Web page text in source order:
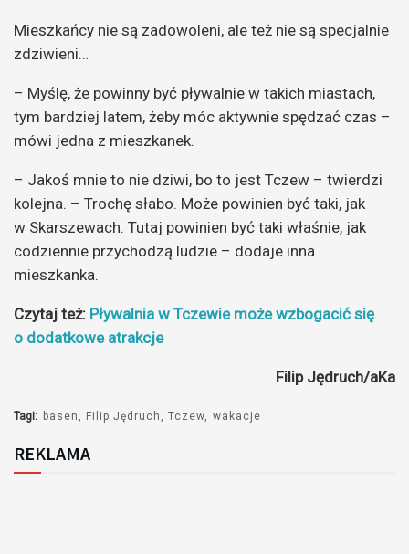
Mieszkańcy nie są zadowoleni, ale też nie są specjalnie
zdziwieni…
– Myślę, że powinny być pływalnie w takich miastach,
tym bardziej latem, żeby móc aktywnie spędzać czas –
mówi jedna z mieszkanek.
– Jakoś mnie to nie dziwi, bo to jest Tczew – twierdzi
kolejna. – Trochę słabo. Może powinien być taki, jak
w Skarszewach. Tutaj powinien być taki właśnie, jak
codziennie przychodzą ludzie – dodaje inna
mieszkanka.
Czytaj też: Pływalnia w Tczewie może wzbogacić się
o dodatkowe atrakcje
Filip Jędruch/aKa
Tagi: basen Filip Jędruch Tczew wakacje
REKLAMA